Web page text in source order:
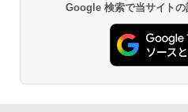
Google 検索で当サイト